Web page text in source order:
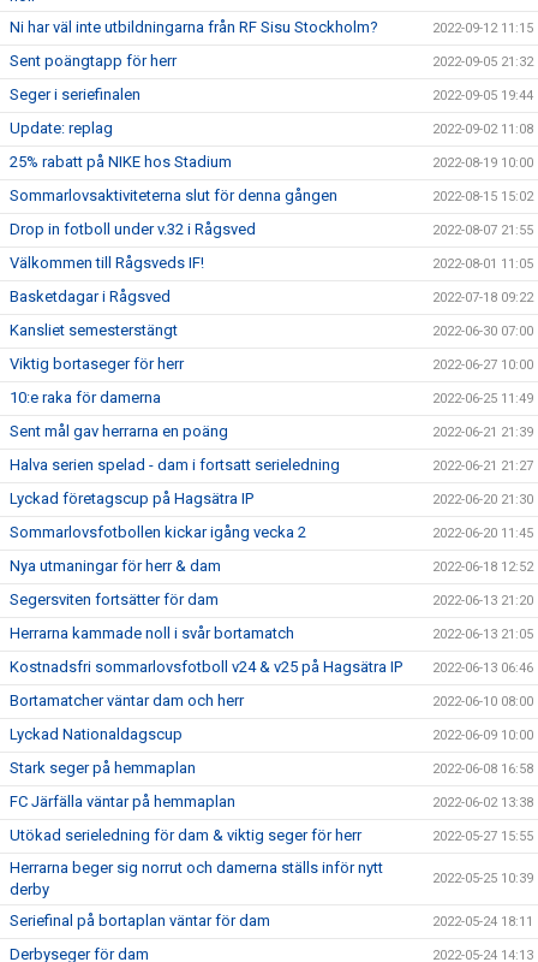
Ni har väl inte utbildningarna från RF Sisu Stockholm?
2022-09-12 11:15
Sent poängtapp för herr 2022-09-05 21:32
Seger i seriefinalen 2022-09-05 19:44
Update: replag 2022-09-02 11:08
25% rabatt på NIKE hos Stadium 2022-08-19 10:00
Sommarlovsaktiviteterna slut för denna gången 2022-08-15 15:02
Drop in fotboll under v.32 i Rågsved 2022-08-07 21:55
Välkommen till Rågsveds IF! 2022-08-01 11:05
Basketdagar i Rågsved 2022-07-18 09:22
Kansliet semesterstängt 2022-06-30 07:00
Viktig bortaseger för herr 2022-06-27 10:00
10:e raka för damerna 2022-06-25 11:49
Sent mål gav herrarna en poäng 2022-06-21 21:39
Halva serien spelad - dam i fortsatt serieledning 2022-06-21 21:27
Lyckad företagscup på Hagsätra IP 2022-06-20 21:30
Sommarlovsfotbollen kickar igång vecka 2 2022-06-20 11:45
Nya utmaningar för herr & dam 2022-06-18 12:52
Segersviten fortsätter för dam 2022-06-13 21:20
Herrarna kammade noll i svår bortamatch 2022-06-13 21:05
Kostnadsfri sommarlovsfotboll v24 & v25 på Hagsätra IP 2022-06-13 06:46
Bortamatcher väntar dam och herr 2022-06-10 08:00
Lyckad Nationaldagscup 2022-06-09 10:00
Stark seger på hemmaplan 2022-06-08 16:58
FC Järfälla väntar på hemmaplan 2022-06-02 13:38
Utökad serieledning för dam & viktig seger för herr 2022-05-27 15:55
Herrarna beger sig norrut och damerna ställs inför nytt
derby
2022-05-25 10:39
Seriefinal på bortaplan väntar för dam 2022-05-24 18:11
Derbyseger för dam 2022-05-24 14:13